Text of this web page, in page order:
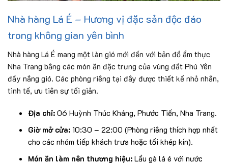
Nhà hàng Lá É – Hương vị đặc sản độc đáo
trong không gian yên bình
Nhà hàng Lá É mang một làn gió mới đến với bản đồ ẩm thực
Nha Trang bằng các món ăn đặc trưng của vùng đất Phú Yên
đầy nắng gió. Các phòng riêng tại đây được thiết kế nhỏ nhắn,
tinh tế, ưu tiên sự tối giản.
Địa chỉ:06 Huỳnh Thúc Kháng, Phước Tiến, Nha Trang.
Giờ mở cửa:10:30 – 22:00 (Phòng riêng thích hợp nhất
cho các nhóm tiếp khách trưa hoặc tối khép kín).
Món ăn làm nên thương hiệu:Lẩu gà lá é với nước